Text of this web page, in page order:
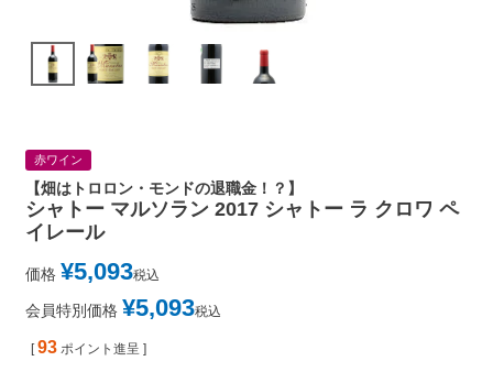
赤ワイン
【畑はトロロン・モンドの退職金！？】
シャトー マルソラン 2017 シャトー ラ クロワ ペ
イレール
価格 ¥5,093税込
会員特別価格 ¥5,093税込
[ 93 ポイント進呈 ]